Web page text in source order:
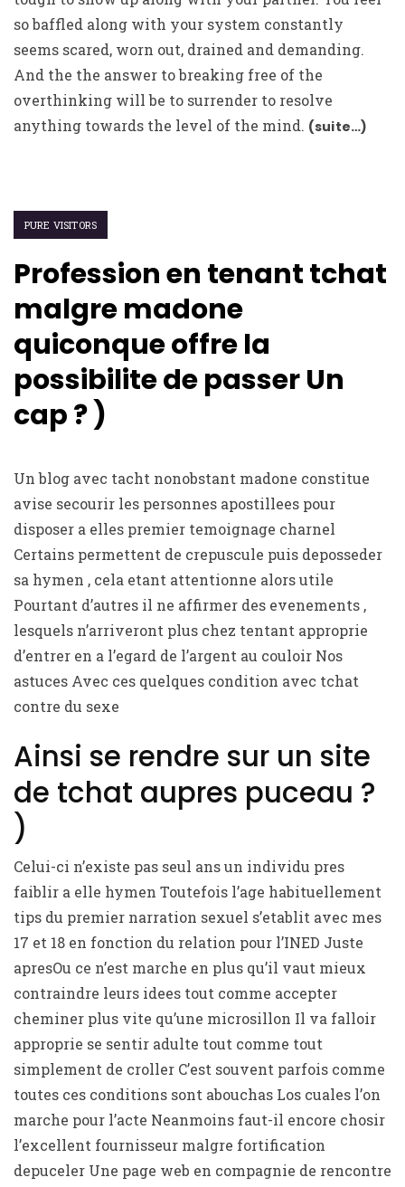
so baffled along with your system constantly
seems scared, worn out, drained and demanding.
And the the answer to breaking free of the
overthinking will be to surrender to resolve
anything towards the level of the mind. (suite…)
PURE VISITORS
Profession en tenant tchat
malgre madone
quiconque offre la
possibilite de passer Un
cap ? )
Un blog avec tacht nonobstant madone constitue
avise secourir les personnes apostillees pour
disposer a elles premier temoignage charnel
Certains permettent de crepuscule puis deposseder
sa hymen , cela etant attentionne alors utile
Pourtant d’autres il ne affirmer des evenements ,
lesquels n’arriveront plus chez tentant approprie
d’entrer en a l’egard de l’argent au couloir Nos
astuces Avec ces quelques condition avec tchat
contre du sexe
Ainsi se rendre sur un site
de tchat aupres puceau ?
)
Celui-ci n’existe pas seul ans un individu pres
faiblir a elle hymen Toutefois l’age habituellement
tips du premier narration sexuel s’etablit avec mes
17 et 18 en fonction du relation pour l’INED Juste
apresOu ce n’est marche en plus qu’il vaut mieux
contraindre leurs idees tout comme accepter
cheminer plus vite qu’une microsillon Il va falloir
approprie se sentir adulte tout comme tout
simplement de croller C’est souvent parfois comme
toutes ces conditions sont abouchas Los cuales l’on
marche pour l’acte Neanmoins faut-il encore chosir
l’excellent fournisseur malgre fortification
depuceler Une page web en compagnie de rencontre